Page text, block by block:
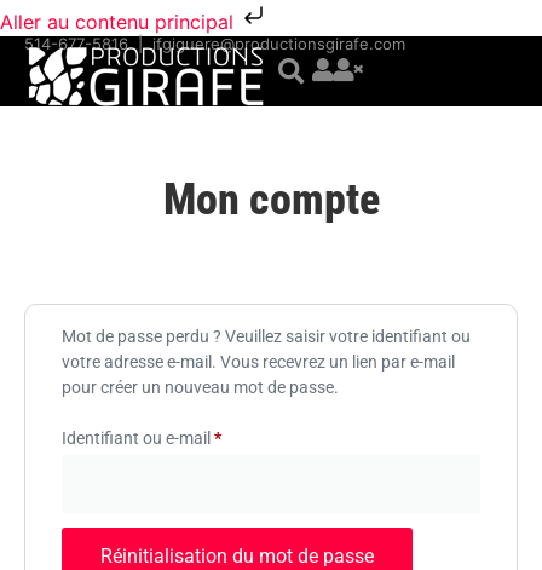
Aller au contenu principal
514-677-5816|jfgiguere@productionsgirafe.com
Mon compte
Mot de passe perdu ? Veuillez saisir votre identifiant ou
votre adresse e-mail. Vous recevrez un lien par e-mail
pour créer un nouveau mot de passe.
Identifiant ou e-mail *
Réinitialisation du mot de passe